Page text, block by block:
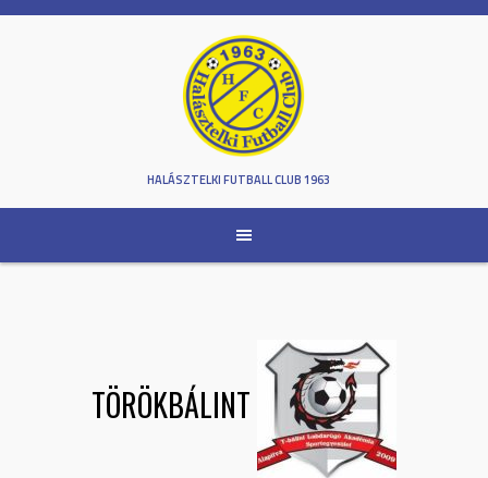
Skip
HALÁSZTELKI FUTBALL CLUB 1963
TÖRÖKBÁLINT